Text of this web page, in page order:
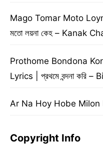
Mago Tomar Moto
মতো লয়না কেহ – Kanak
Prothome Bondona
Lyrics | প্রথমে বন্দনা করি
Ar Na Hoy Hobe Milon
Copyright Info